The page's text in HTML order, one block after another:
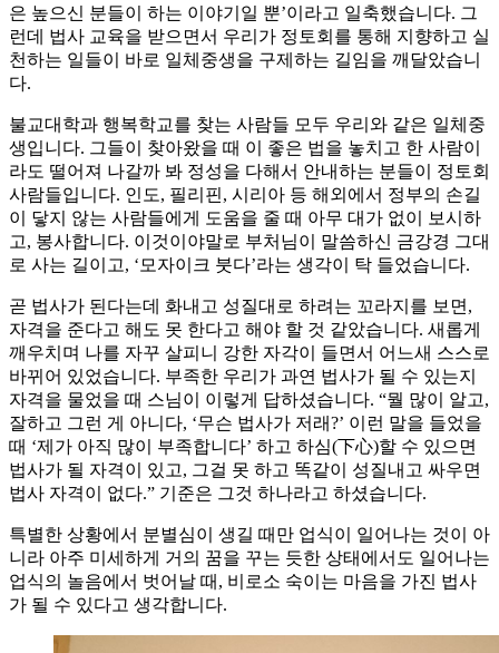
은 높으신 분들이 하는 이야기일 뿐’이라고 일축했습니다. 그
런데 법사 교육을 받으면서 우리가 정토회를 통해 지향하고 실
천하는 일들이 바로 일체중생을 구제하는 길임을 깨달았습니
다.
불교대학과 행복학교를 찾는 사람들 모두 우리와 같은 일체중
생입니다. 그들이 찾아왔을 때 이 좋은 법을 놓치고 한 사람이
라도 떨어져 나갈까 봐 정성을 다해서 안내하는 분들이 정토회
사람들입니다. 인도, 필리핀, 시리아 등 해외에서 정부의 손길
이 닿지 않는 사람들에게 도움을 줄 때 아무 대가 없이 보시하
고, 봉사합니다. 이것이야말로 부처님이 말씀하신 금강경 그대
로 사는 길이고, ‘모자이크 붓다’라는 생각이 탁 들었습니다.
곧 법사가 된다는데 화내고 성질대로 하려는 꼬라지를 보면,
자격을 준다고 해도 못 한다고 해야 할 것 같았습니다. 새롭게
깨우치며 나를 자꾸 살피니 강한 자각이 들면서 어느새 스스로
바뀌어 있었습니다. 부족한 우리가 과연 법사가 될 수 있는지
자격을 물었을 때 스님이 이렇게 답하셨습니다. “뭘 많이 알고,
잘하고 그런 게 아니다, ‘무슨 법사가 저래?’ 이런 말을 들었을
때 ‘제가 아직 많이 부족합니다’ 하고 하심(下心)할 수 있으면
법사가 될 자격이 있고, 그걸 못 하고 똑같이 성질내고 싸우면
법사 자격이 없다.” 기준은 그것 하나라고 하셨습니다.
특별한 상황에서 분별심이 생길 때만 업식이 일어나는 것이 아
니라 아주 미세하게 거의 꿈을 꾸는 듯한 상태에서도 일어나는
업식의 놀음에서 벗어날 때, 비로소 숙이는 마음을 가진 법사
가 될 수 있다고 생각합니다.